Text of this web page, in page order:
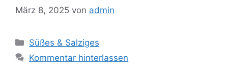
März 8, 2025 von admin
Süßes & Salziges
Kommentar hinterlassen